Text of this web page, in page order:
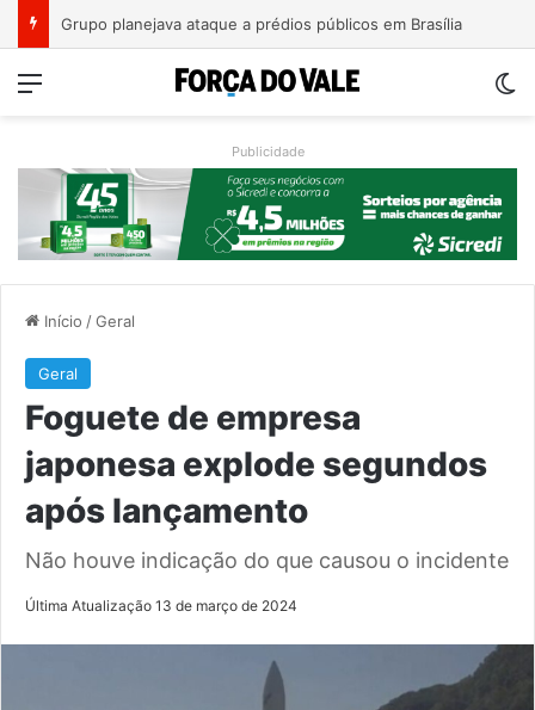
Menu
Publicidade
Início /Geral
Geral
Foguete de empresa
japonesa explode segundos
após lançamento
Não houve indicação do que causou o incidente
Última Atualização 13 de março de 2024